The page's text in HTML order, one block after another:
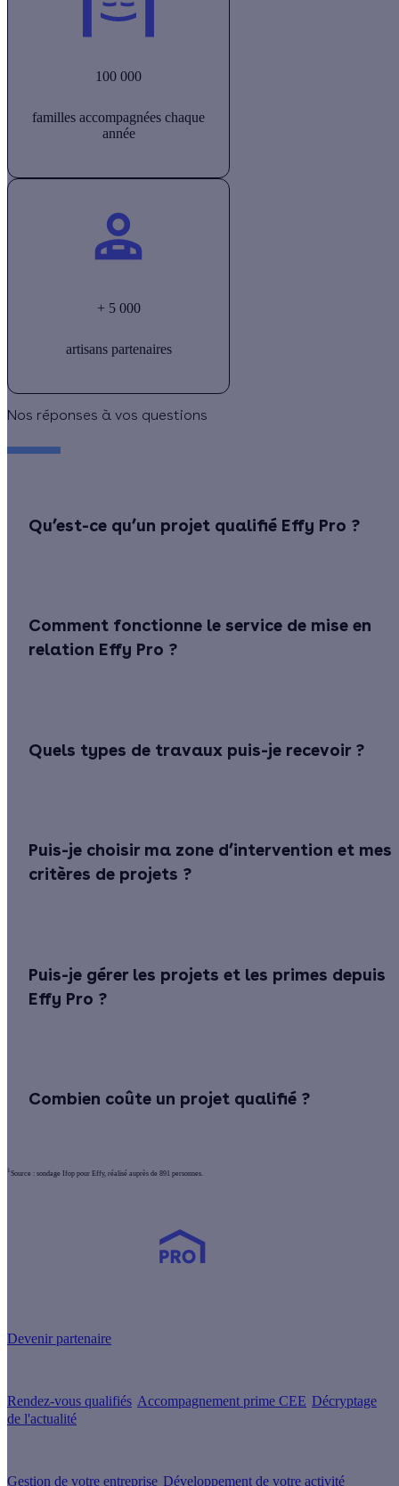
100 000
familles accompagnées chaque
année
+ 5 000
artisans partenaires
Nos réponses à vos questions
Qu’est-ce qu’un projet qualifié Effy Pro ?
Comment fonctionne le service de mise en
relation Effy Pro ?
Quels types de travaux puis-je recevoir ?
Puis-je choisir ma zone d’intervention et mes
critères de projets ?
Puis-je gérer les projets et les primes depuis
Effy Pro ?
Combien coûte un projet qualifié ?
Source : sondage Ifop pour Effy, réalisé auprès de 891 personnes.
Devenir partenaire
Rendez-vous qualifiés Accompagnement prime CEE Décryptage
de l'actualité
Gestion de votre entreprise Développement de votre activité